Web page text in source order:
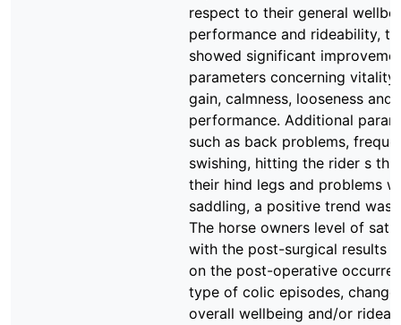
respect to their general
performance and rideability,
showed significant
parameters concerning
gain, calmness, looseness and
performance. Additional
such as back problems,
swishing, hitting the rider s
their hind legs and problems
saddling, a positive trend was
The horse owners level of
with the post-surgical results
on the post-operative
type of colic episodes,
overall wellbeing and/or